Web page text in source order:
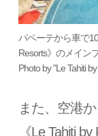
パペーテから車で
Resorts》のメイン
Photo by "Le Tahiti
また、空港
《Le Tahiti